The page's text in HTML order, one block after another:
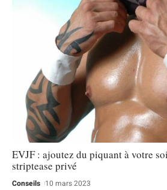
EVJF : ajoutez du piquant à votre
striptease privé
Conseils 10 mars 2023